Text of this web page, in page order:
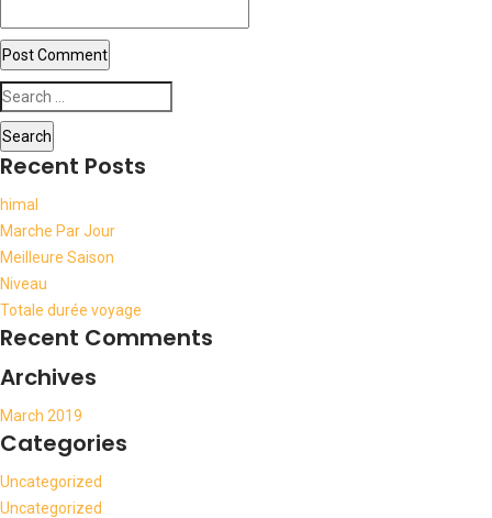
Search
for:
Recent Posts
himal
Marche Par Jour
Meilleure Saison
Niveau
Totale durée voyage
Recent Comments
Archives
March 2019
Categories
Uncategorized
Uncategorized